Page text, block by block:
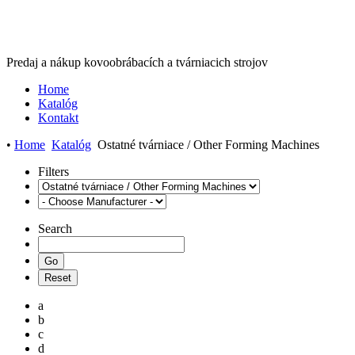
Predaj a nákup kovoobrábacích a tvárniacich strojov
Home
Katalóg
Kontakt
• Home Katalóg Ostatné tvárniace / Other Forming Machines
Filters
Search
a
b
c
d